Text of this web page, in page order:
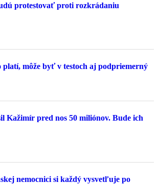
protestovať proti rozkrádaniu
môže byť v testoch aj podpriemerný
Kažimír pred nos 50 miliónov. Bude ich
nemocnici si každý vysvetľuje po